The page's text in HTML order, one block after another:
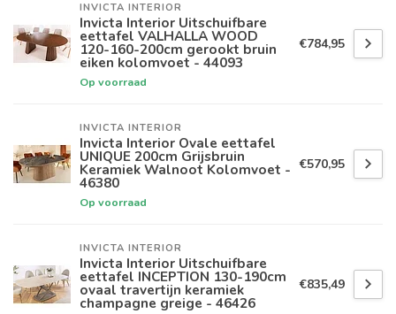
INVICTA INTERIOR
Invicta Interior Uitschuifbare
eettafel VALHALLA WOOD
120-160-200cm gerookt bruin
eiken kolomvoet - 44093
Op voorraad
€784,95
INVICTA INTERIOR
Invicta Interior Ovale eettafel
UNIQUE 200cm Grijsbruin
Keramiek Walnoot Kolomvoet -
46380
Op voorraad
€570,95
INVICTA INTERIOR
Invicta Interior Uitschuifbare
eettafel INCEPTION 130-190cm
ovaal travertijn keramiek
champagne greige - 46426
€835,49